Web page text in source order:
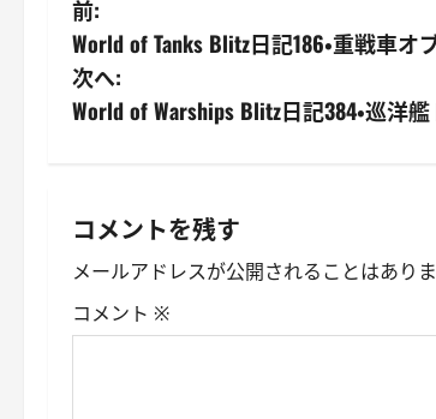
投
稿
ナ
ゲ
ー
シ
前:
World of Tanks Blitz日記186・重戦車オ
次へ:
World of Warships Blitz日記384・巡洋
コメントを残す
メールアドレスが公開されることはありま
コメント ※